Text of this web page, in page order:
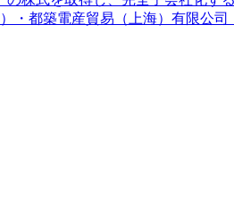
・都築電産貿易（上海）有限公